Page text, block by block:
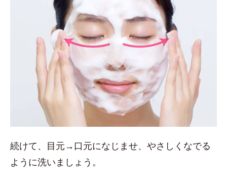
続けて、目元→口元になじませ、やさしくなでる
ように洗いましょう。